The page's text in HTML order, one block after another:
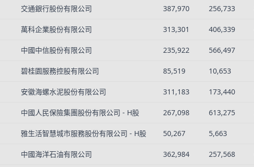
交通銀行股份有限公司 387,970 256,733
萬科企業股份有限公司 313,301 406,339
中國中信股份有限公司 235,922 566,497
碧桂園服務控股有限公司 85,519 10,653
安徽海螺水泥股份有限公司 311,183 173,440
中國人民保險集團股份有限公司 - H股 267,098 613,275
雅生活智慧城市服務股份有限公司 - H股 50,267 5,663
中國海洋石油有限公司 362,984 257,568